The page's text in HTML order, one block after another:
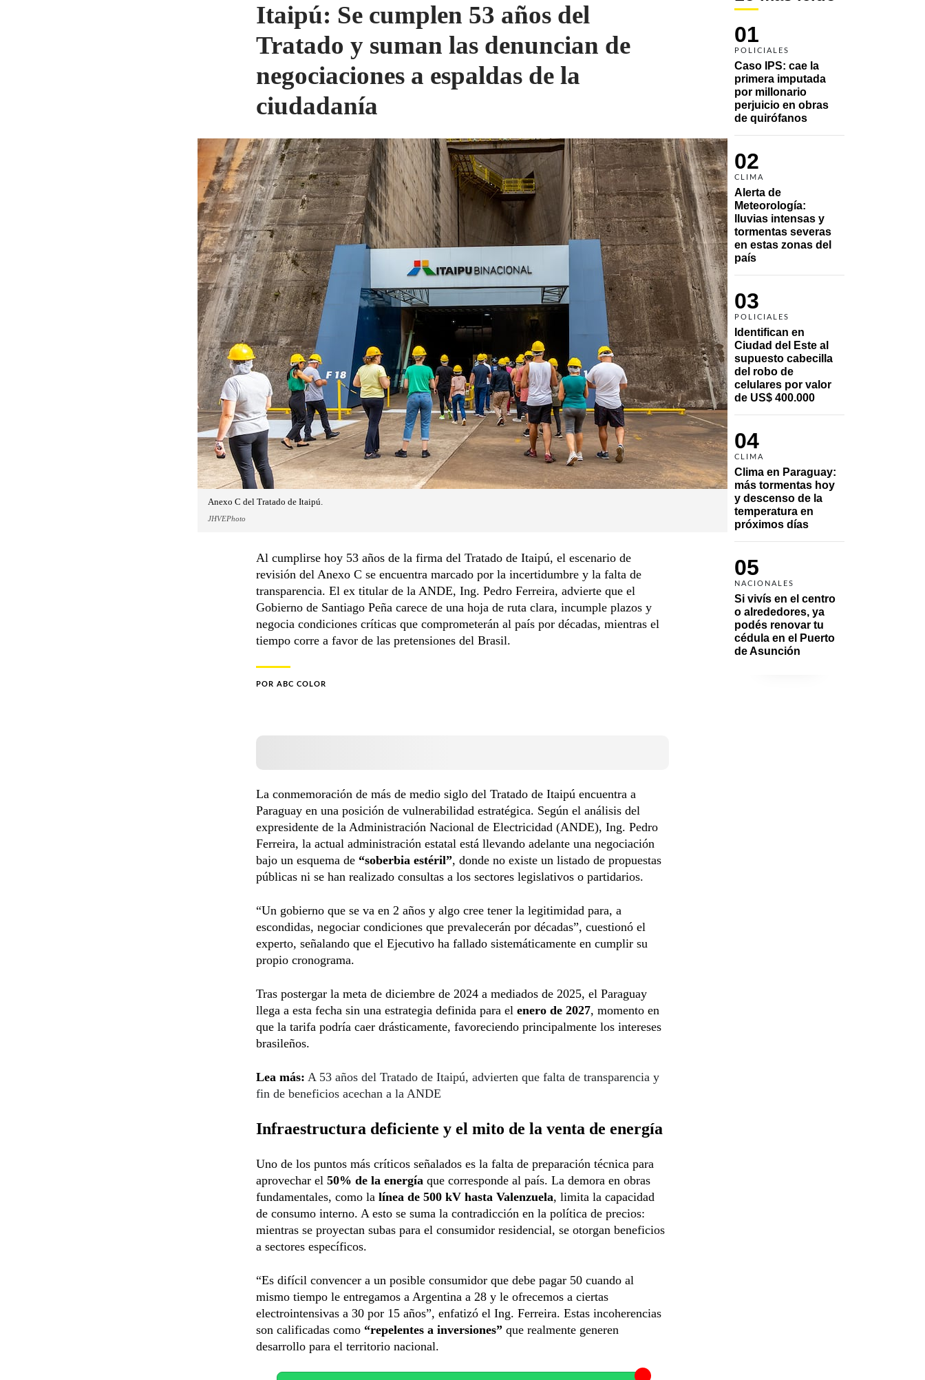
01
POLICIALES
Caso IPS: cae la
primera imputada
por millonario
perjuicio en obras
de quirófanos
02
CLIMA
Alerta de
Meteorología:
lluvias intensas y
tormentas severas
en estas zonas del
país
03
POLICIALES
Identifican en
Ciudad del Este al
supuesto cabecilla
del robo de
celulares por valor
de US$ 400.000
04
CLIMA
Clima en Paraguay:
más tormentas hoy
y descenso de la
temperatura en
próximos días
05
NACIONALES
Si vivís en el centro
o alrededores, ya
podés renovar tu
cédula en el Puerto
de Asunción
Itaipú: Se cumplen 53 años del
Tratado y suman las denuncian de
negociaciones a espaldas de la
ciudadanía
Anexo C del Tratado de Itaipú.
JHVEPhoto
Al cumplirse hoy 53 años de la firma del Tratado de Itaipú, el escenario de
revisión del Anexo C se encuentra marcado por la incertidumbre y la falta de
transparencia. El ex titular de la ANDE, Ing. Pedro Ferreira, advierte que el
Gobierno de Santiago Peña carece de una hoja de ruta clara, incumple plazos y
negocia condiciones críticas que comprometerán al país por décadas, mientras el
tiempo corre a favor de las pretensiones del Brasil.
POR ABC COLOR
La conmemoración de más de medio siglo del Tratado de Itaipú encuentra a
Paraguay en una posición de vulnerabilidad estratégica. Según el análisis del
expresidente de la Administración Nacional de Electricidad (ANDE), Ing. Pedro
Ferreira, la actual administración estatal está llevando adelante una negociación
bajo un esquema de “soberbia estéril”, donde no existe un listado de propuestas
públicas ni se han realizado consultas a los sectores legislativos o partidarios.
“Un gobierno que se va en 2 años y algo cree tener la legitimidad para, a
escondidas, negociar condiciones que prevalecerán por décadas”, cuestionó el
experto, señalando que el Ejecutivo ha fallado sistemáticamente en cumplir su
propio cronograma.
Tras postergar la meta de diciembre de 2024 a mediados de 2025, el Paraguay
llega a esta fecha sin una estrategia definida para el enero de 2027, momento en
que la tarifa podría caer drásticamente, favoreciendo principalmente los intereses
brasileños.
Lea más: A 53 años del Tratado de Itaipú, advierten que falta de transparencia y
fin de beneficios acechan a la ANDE
Infraestructura deficiente y el mito de la venta de energía
Uno de los puntos más críticos señalados es la falta de preparación técnica para
aprovechar el 50% de la energía que corresponde al país. La demora en obras
fundamentales, como la línea de 500 kV hasta Valenzuela, limita la capacidad
de consumo interno. A esto se suma la contradicción en la política de precios:
mientras se proyectan subas para el consumidor residencial, se otorgan beneficios
a sectores específicos.
“Es difícil convencer a un posible consumidor que debe pagar 50 cuando al
mismo tiempo le entregamos a Argentina a 28 y le ofrecemos a ciertas
electrointensivas a 30 por 15 años”, enfatizó el Ing. Ferreira. Estas incoherencias
son calificadas como “repelentes a inversiones” que realmente generen
desarrollo para el territorio nacional.